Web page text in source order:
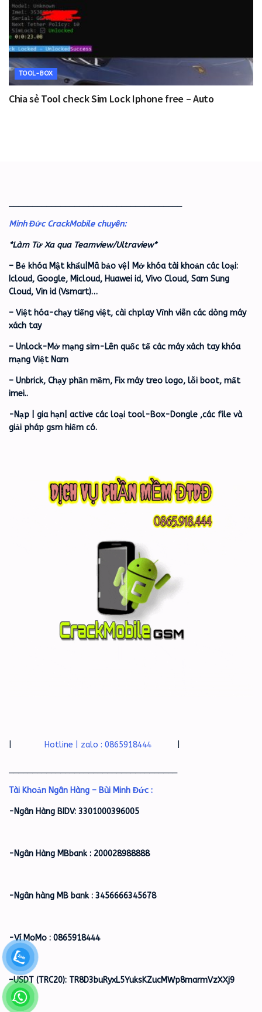
TOOL-BOX
Chia sẻ Tool check Sim Lock Iphone free – Auto
Minh Đức CrackMobile chuyên:
*Làm Từ Xa qua Teamview/Ultraview*
– Bẻ khóa Mật khẩu|Mã bảo vệ| Mở khóa tài khoản các loại:
Icloud, Google, Micloud, Huawei id, Vivo Cloud, Sam Sung
Cloud, Vin id (Vsmart)…
– Việt hóa-chạy tiếng việt, cài chplay Vĩnh viễn các dòng máy
xách tay
– Unlock-Mở mạng sim-Lên quốc tế các máy xách tay khóa
mạng Việt Nam
– Unbrick, Chạy phần mềm, Fix máy treo logo, lỗi boot, mất
imei..
-Nạp | gia hạn| active các loại tool-Box-Dongle ,các file và
giải pháp gsm hiếm có.
Hotline | zalo : 0865918444
Tài Khoản Ngân Hàng – Bùi Minh Đức :
-Ngân Hàng BIDV: 3301000396005
-Ngân Hàng MBbank : 200028988888
-Ngân hàng MB bank : 3456666345678
-Ví MoMo : 0865918444
–USDT (TRC20): TR8D3buRyxL5YuksKZucMWp8marmVzXXj9